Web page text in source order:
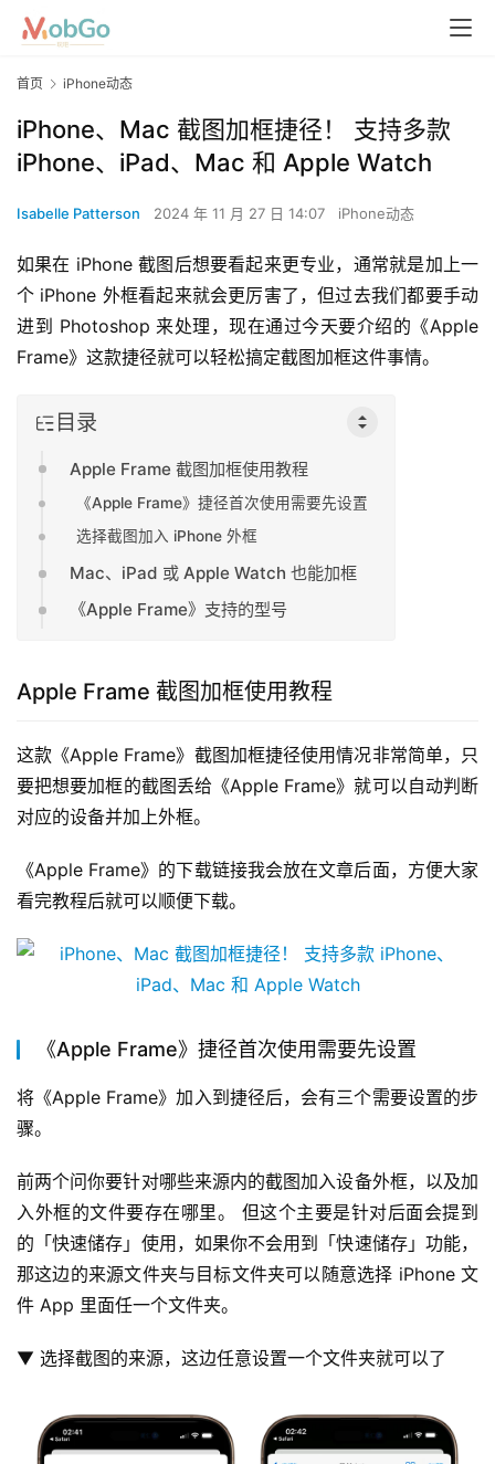
首页 iPhone动态
iPhone、Mac 截图加框捷径！ 支持多款
iPhone、iPad、Mac 和 Apple Watch
Isabelle Patterson 2024 年 11 月 27 日 14:07 iPhone动态
如果在 iPhone 截图后想要看起来更专业，通常就是加上一
个 iPhone 外框看起来就会更厉害了，但过去我们都要手动
进到 Photoshop 来处理，现在通过今天要介绍的《Apple
Frame》这款捷径就可以轻松搞定截图加框这件事情。
目录
Apple Frame 截图加框使用教程
《Apple Frame》捷径首次使用需要先设置
选择截图加入 iPhone 外框
Mac、iPad 或 Apple Watch 也能加框
《Apple Frame》支持的型号
Apple Frame 截图加框使用教程
这款《Apple Frame》截图加框捷径使用情况非常简单，只
要把想要加框的截图丢给《Apple Frame》就可以自动判断
对应的设备并加上外框。
《Apple Frame》的下载链接我会放在文章后面，方便大家
看完教程后就可以顺便下载。
《Apple Frame》捷径首次使用需要先设置
将《Apple Frame》加入到捷径后，会有三个需要设置的步
骤。
前两个问你要针对哪些来源内的截图加入设备外框，以及加
入外框的文件要存在哪里。 但这个主要是针对后面会提到
的「快速储存」使用，如果你不会用到「快速储存」功能，
那这边的来源文件夹与目标文件夹可以随意选择 iPhone 文
件 App 里面任一个文件夹。
▼ 选择截图的来源，这边任意设置一个文件夹就可以了